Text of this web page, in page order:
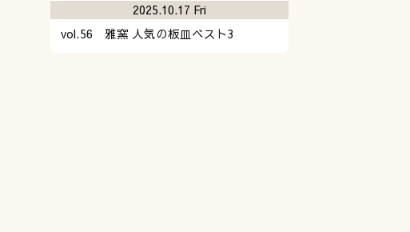
vol.56 雅窯 人気の板皿ベスト3
2025.10.17 Fri